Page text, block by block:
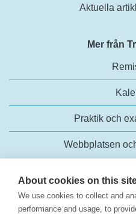
About cookies on this
We use cookies to collect and
performance and usage, to
Aktuella
Mer från
Praktik och
Webbplatsen